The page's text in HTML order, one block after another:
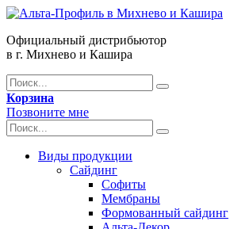
Официальный дистрибьютор
в г. Михнево и Кашира
Корзина
Позвоните мне
Виды продукции
Сайдинг
Софиты
Мембраны
Формованный сайдинг